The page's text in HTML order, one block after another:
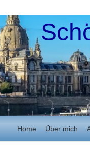
Home Über mich